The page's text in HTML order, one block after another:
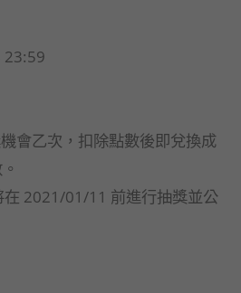
23:59
會乙次，扣除點數後即兌換成
2021/01/11 前進行抽獎並公